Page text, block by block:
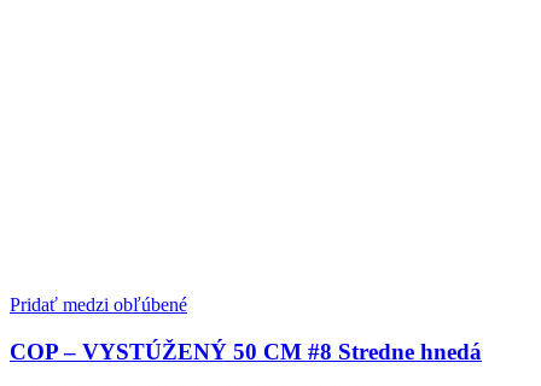
Pridať medzi obľúbené
COP – VYSTÚŽENÝ 50 CM #8 Stredne hnedá